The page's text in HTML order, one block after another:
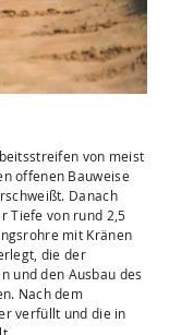
von meist
offenen Bauweise
Danach
Tiefe von rund 2,5
mit Kränen
die der
und den Ausbau des
Nach dem
verfüllt und die in